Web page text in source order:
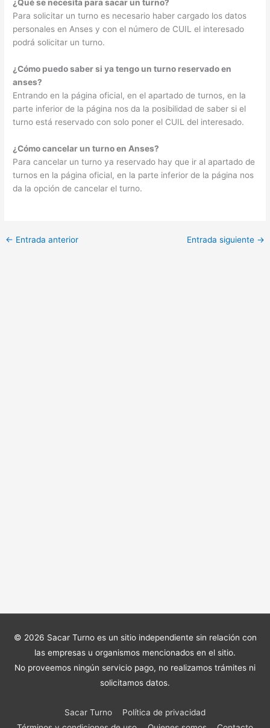
¿Qué se necesita para sacar un turno?
Para solicitar un turno es necesario haber cargado los datos
personales en Anses y con el número de CUIL el interesado
podrá solicitar un turno.
¿Cómo puedo saber si ya tengo un turno reservado en
anses?
Entrando en la página oficial, en el apartado de turnos, en la
parte inferior de la página nos da la posibilidad de saber si el
turno está reservado con solo poner el CUIL del interesado.
¿Cómo cancelar un turno en Anses?
Para cancelar un turno ya reservado hay que ir al apartado de
turnos en la página oficial, en la parte inferior de la página nos
da la opción de cancelar el turno.
← Entrada anterior Entrada siguiente →
© 2026 Sacar Turnoes un sitio independiente sin relación con
las empresas u organismos mencionados en el sitio.
No proveemos ningún servicio pago, no realizamos trámites ni
solicitamos datos.
Sacar Turno
Política de privacidad